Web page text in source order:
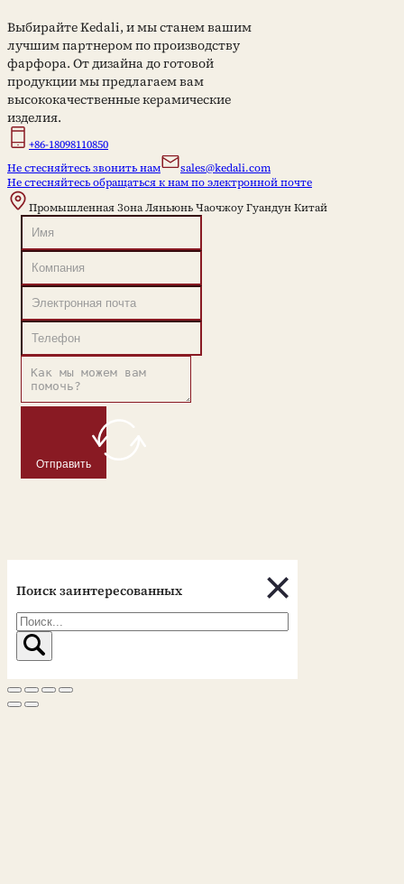
Выбирайте Kedali, и мы станем вашим
лучшим партнером по производству
фарфора. От дизайна до готовой
продукции мы предлагаем вам
высококачественные керамические
изделия.
+86-18098110850
Не стесняйтесь звонить нам
sales@kedali.com
Не стесняйтесь обращаться к нам по электронной почте
Промышленная Зона Ляньюнь Чаочжоу Гуандун Китай
Отправить
Поиск заинтересованных
Поиск